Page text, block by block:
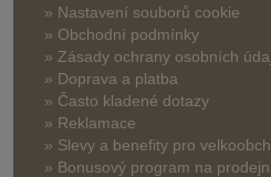
» Nastavení souborů cookie
» Obchodní podmínky
» Zásady ochrany osobních
» Doprava a platba
» Často kladené dotazy
» Reklamace
» Slevy a benefity pro
» Bonusový program na